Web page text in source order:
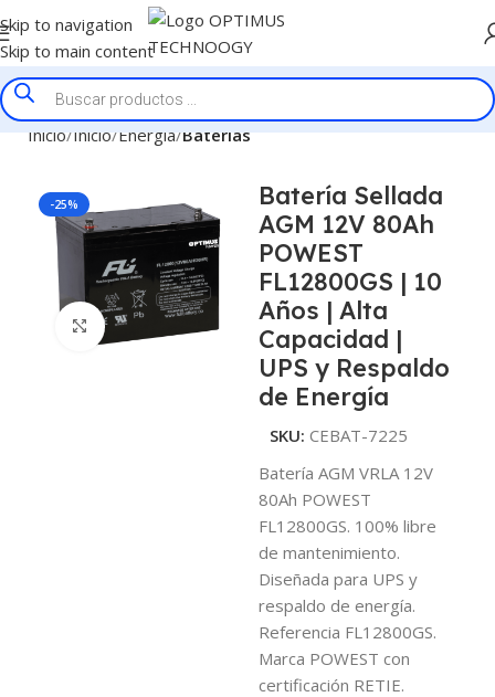
Skip to navigation
Skip to main content
Inicio Inicio Energía Baterías
-25%
Click to enlarge
Batería Sellada
AGM 12V 80Ah
POWEST
FL12800GS | 10
Años | Alta
Capacidad |
UPS y Respaldo
de Energía
SKU: CEBAT-7225
Batería AGM VRLA 12V
80Ah POWEST
FL12800GS. 100% libre
de mantenimiento.
Diseñada para UPS y
respaldo de energía.
Referencia FL12800GS.
Marca POWEST con
certificación RETIE.